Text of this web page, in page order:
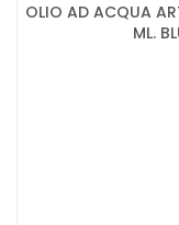
OLIO AD ACQUA
ML.